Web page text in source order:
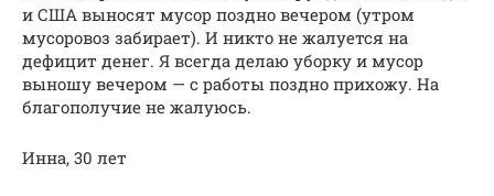
и США выносят мусор поздно вечером (утром
мусоровоз забирает). И никто не жалуется на
дефицит денег. Я всегда делаю уборку и мусор
выношу вечером — с работы поздно прихожу. На
благополучие не жалуюсь.
Инна, 30 лет